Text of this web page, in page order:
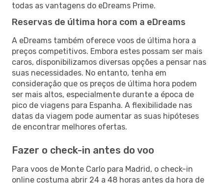
todas as vantagens do eDreams Prime.
Reservas de última hora com a eDreams
A eDreams também oferece voos de última hora a
preços competitivos. Embora estes possam ser mais
caros, disponibilizamos diversas opções a pensar nas
suas necessidades. No entanto, tenha em
consideração que os preços de última hora podem
ser mais altos, especialmente durante a época de
pico de viagens para Espanha. A flexibilidade nas
datas da viagem pode aumentar as suas hipóteses
de encontrar melhores ofertas.
Fazer o check-in antes do voo
Para voos de Monte Carlo para Madrid, o check-in
online costuma abrir 24 a 48 horas antes da hora de